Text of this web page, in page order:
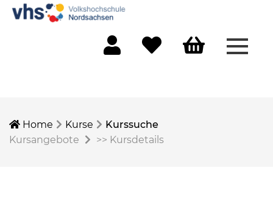
Home Kurse
Kurssuche
Kursangebote
>> Kursdetails